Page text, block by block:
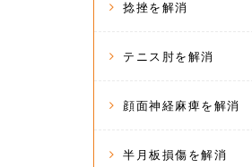
捻挫を解消
テニス肘を解消
顔面神経麻痺を解消
半月板損傷を解消